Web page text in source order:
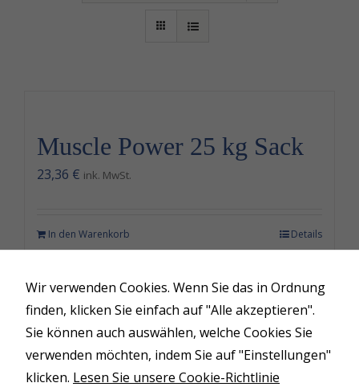
Verkaufspferde
Muscle Power 25 kg Sack
23,36 € ink. MwSt.
In den Warenkorb Details
© Copyright 2026 | Circle L Ranch
Wir verwenden Cookies. Wenn Sie das in Ordnung
finden, klicken Sie einfach auf "Alle akzeptieren".
Sie können auch auswählen, welche Cookies Sie
verwenden möchten, indem Sie auf "Einstellungen"
klicken. Lesen Sie unsere Cookie-Richtlinie